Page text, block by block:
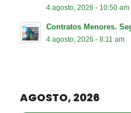
4 agosto, 2026 - 10:50 am
Contratos Menores.
4 agosto, 2026 - 8:11 am
AGOSTO, 2026